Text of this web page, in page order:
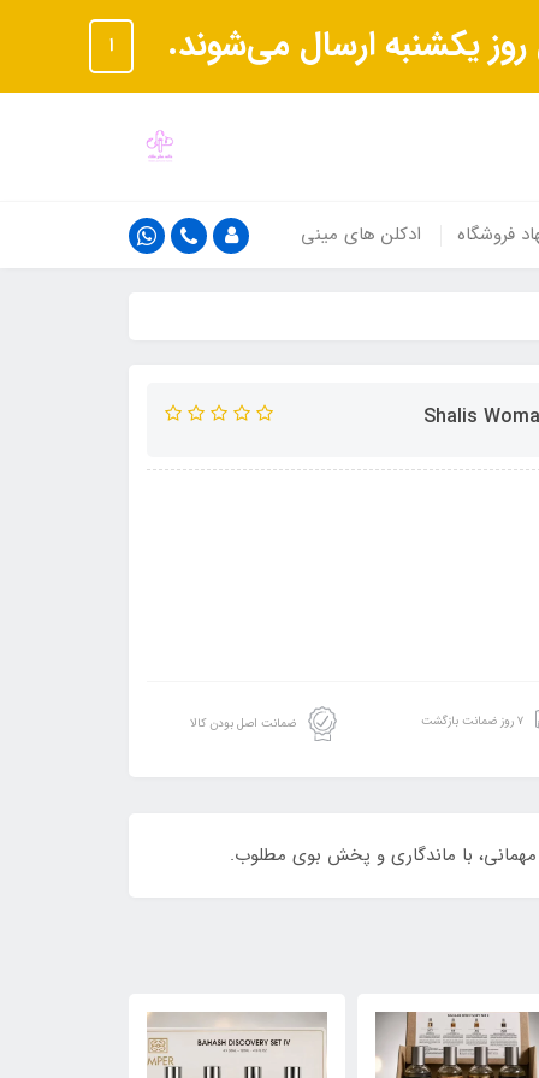
ا
فروشگاه ادکلن های مینی
۷ روز ضمانت بازگشت ضمانت اصل بودن کالا